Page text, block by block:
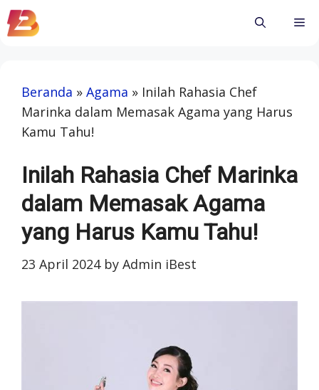
Skip
to
Beranda » Agama » Inilah Rahasia Chef
Marinka dalam Memasak Agama yang Harus
Kamu Tahu!
Inilah Rahasia Chef Marinka
dalam Memasak Agama
yang Harus Kamu Tahu!
23 April 2024 by Admin iBest